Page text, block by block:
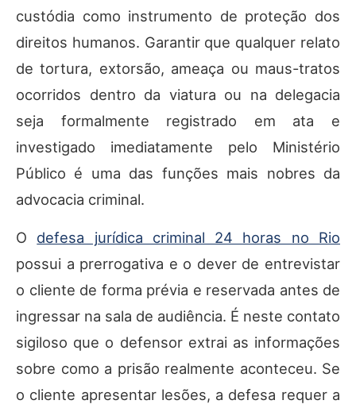
custódia como instrumento de proteção dos
direitos humanos. Garantir que qualquer relato
de tortura, extorsão, ameaça ou maus-tratos
ocorridos dentro da viatura ou na delegacia
seja formalmente registrado em ata e
investigado imediatamente pelo Ministério
Público é uma das funções mais nobres da
advocacia criminal.
O defesa jurídica criminal 24 horas no Rio
possui a prerrogativa e o dever de entrevistar
o cliente de forma prévia e reservada antes de
ingressar na sala de audiência. É neste contato
sigiloso que o defensor extrai as informações
sobre como a prisão realmente aconteceu. Se
o cliente apresentar lesões, a defesa requer a